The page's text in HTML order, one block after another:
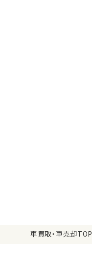
車買取・車売却TOP